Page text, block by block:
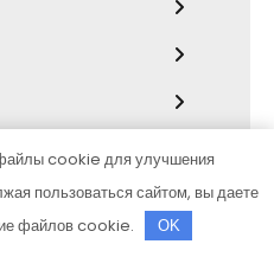
комплекс
cookie для улучшения
пользоваться сайтом, вы даете
файлов cookie.
OK